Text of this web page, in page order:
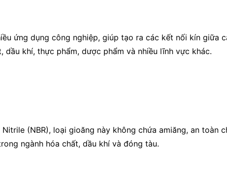
ứng dụng công nghiệp, giúp tạo ra các kết nối kín giữa
khí, thực phẩm, dược phẩm và nhiều lĩnh vực khác.
(NBR), loại gioăng này không chứa amiăng, an toàn
ngành hóa chất, dầu khí và đóng tàu.